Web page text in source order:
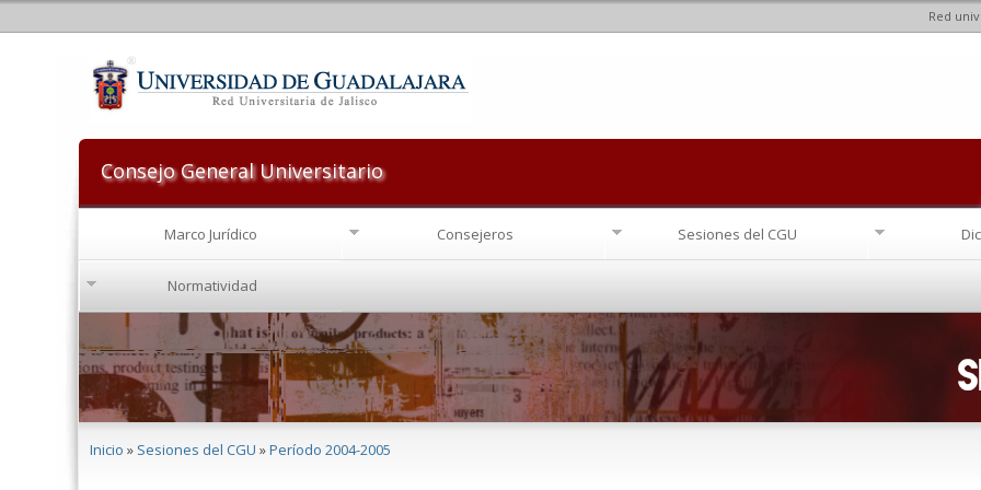
Red
Consejo General Universitario
Marco Jurídico Consejeros Sesiones del CGU
Normatividad
Inicio » Sesiones del CGU »Período 2004-2005